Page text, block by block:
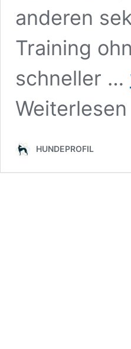
anderen
Training
schneller …
Weiterlesen
HUNDEPROFIL